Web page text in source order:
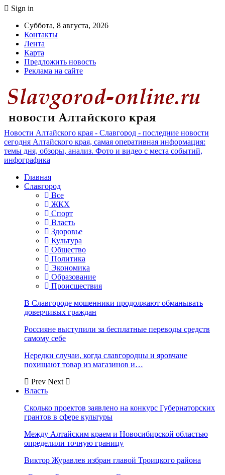
Sign in
Суббота, 8 августа, 2026
Контакты
Лента
Карта
Предложить новость
Реклама на сайте
Новости Алтайского края - Славгород - последние новости
сегодня Алтайского края, самая оперативная информация:
темы дня, обзоры, анализ. Фото и видео с места событий,
инфографика
Главная
Славгород
Все
ЖКХ
Спорт
Власть
Здоровье
Культура
Общество
Политика
Экономика
Образование
Происшествия
В Славгороде мошенники продолжают обманывать
доверчивых граждан
Россияне выступили за бесплатные переводы средств
самому себе
Нередки случаи, когда славгородцы и яровчане
похищают товар из магазинов и…
Prev Next
Власть
Сколько проектов заявлено на конкурс Губернаторских
грантов в сфере культуры
Между Алтайским краем и Новосибирской областью
определили точную границу
Виктор Журавлев избран главой Троицкого района